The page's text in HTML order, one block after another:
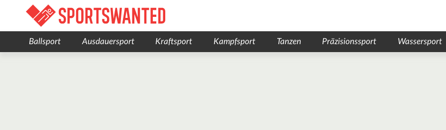
Ballsport Ausdauersport Kraftsport Kampfsport Tanzen Präzisionssport Wassersport